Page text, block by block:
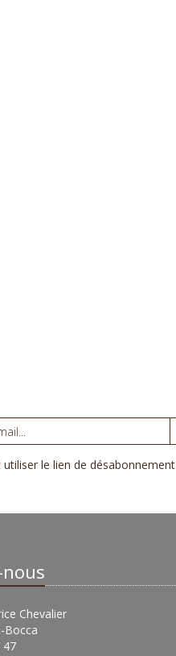
le lien de désabonnement
Chevalier
Bocca
47